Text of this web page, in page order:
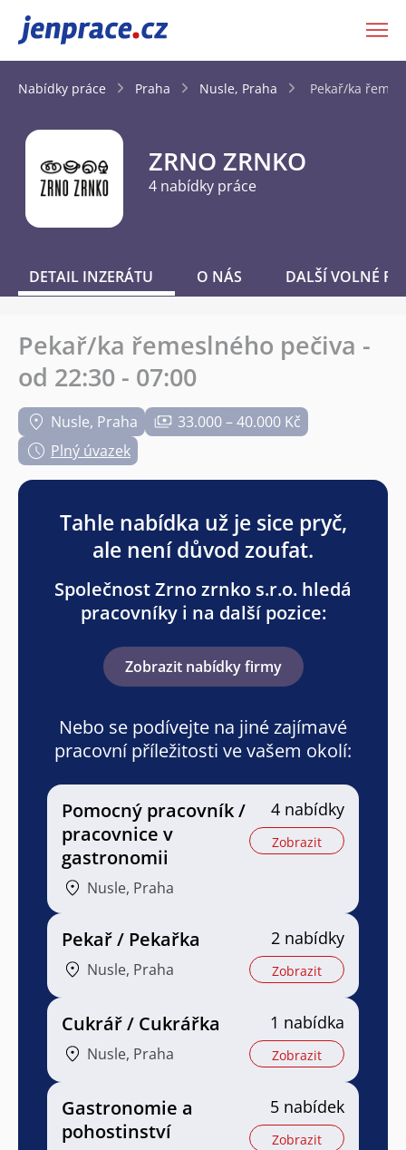
JenPráce.cz
Nabídky práce Praha Nusle, Praha Pekař/ka
ZRNO ZRNKO
4 nabídky práce
DETAIL INZERÁTU O NÁS DALŠÍ VOLNÉ
Pekař/ka řemeslného pečiva -
od 22:30 - 07:00
Nusle, Praha
33.000 – 40.000 Kč
Plný úvazek
Tahle nabídka už je sice pryč,
ale není důvod zoufat.
Společnost Zrno zrnko s.r.o. hledá
pracovníky i na další pozice:
Zobrazit nabídky firmy
Nebo se podívejte na jiné zajímavé
pracovní příležitosti ve vašem okolí:
Pomocný pracovník /
pracovnice v
gastronomii
Nusle, Praha
4 nabídky
Zobrazit
Pekař / Pekařka
Nusle, Praha
2 nabídky
Zobrazit
Cukrář / Cukrářka
Nusle, Praha
1 nabídka
Zobrazit
Gastronomie a
pohostinství
5 nabídek
Zobrazit